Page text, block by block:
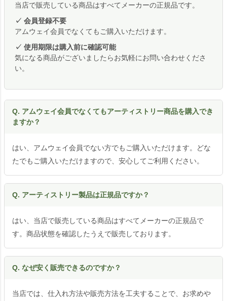
当店で販売している商品はすべてメーカーの正規品です。
✓ 会員登録不要
アムウェイ会員でなくてもご購入いただけます。
✓ 使用期限は購入前に確認可能
気になる商品がございましたらお気軽にお問い合わせくださ
い。
Q. アムウェイ会員でなくてもアーティストリー商品を購入でき
ますか？
はい、アムウェイ会員でない方でもご購入いただけます。どな
たでもご購入いただけますので、安心してご利用ください。
Q. アーティストリー製品は正規品ですか？
はい、当店で販売している商品はすべてメーカーの正規品で
す。商品状態を確認したうえで販売しております。
Q. なぜ安く販売できるのですか？
当店では、仕入れ方法や販売方法を工夫することで、お求めや